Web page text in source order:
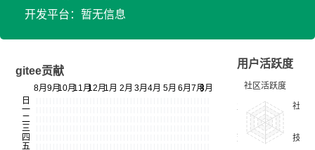
开发平台：暂无信息
gitee贡献
用户活跃度